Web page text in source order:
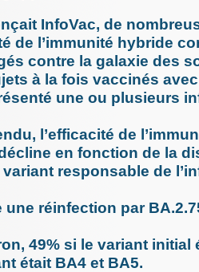
InfoVac, de
de l’immunité hybride
contre la galaxie des
à la fois vaccinés
une ou plusieurs
l’efficacité de
en fonction de la
responsable de
réinfection par
49% si le variant initial
était BA4 et BA5.